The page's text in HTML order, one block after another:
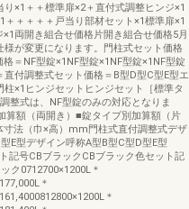
り×1＋＋標準扉×2＋直付式調整ヒンジ×1
＋＋＋＋＋戸当り部材セット×1標準扉×1
×1両開き組合せ価格片開き組合せ価格5月
様が変更になります。門柱式セット価格
＝NF型錠×1NF型錠×1NF型錠×1NF型錠
付調整式セット価格＝B型D型C型E型エ
柱×1ヒンジセットヒンジセット［標準タ
整式は、NF型錠のみの対応となりま
算額（両開き）■錠タイプ別加算額（片
寸法（巾×高）mm門柱式直付調整式デザ
E型デザイン呼称A型B型C型D型E型
記号CBブラックCBブラック色セット記
ク0712700×1200L＊
＊
＊